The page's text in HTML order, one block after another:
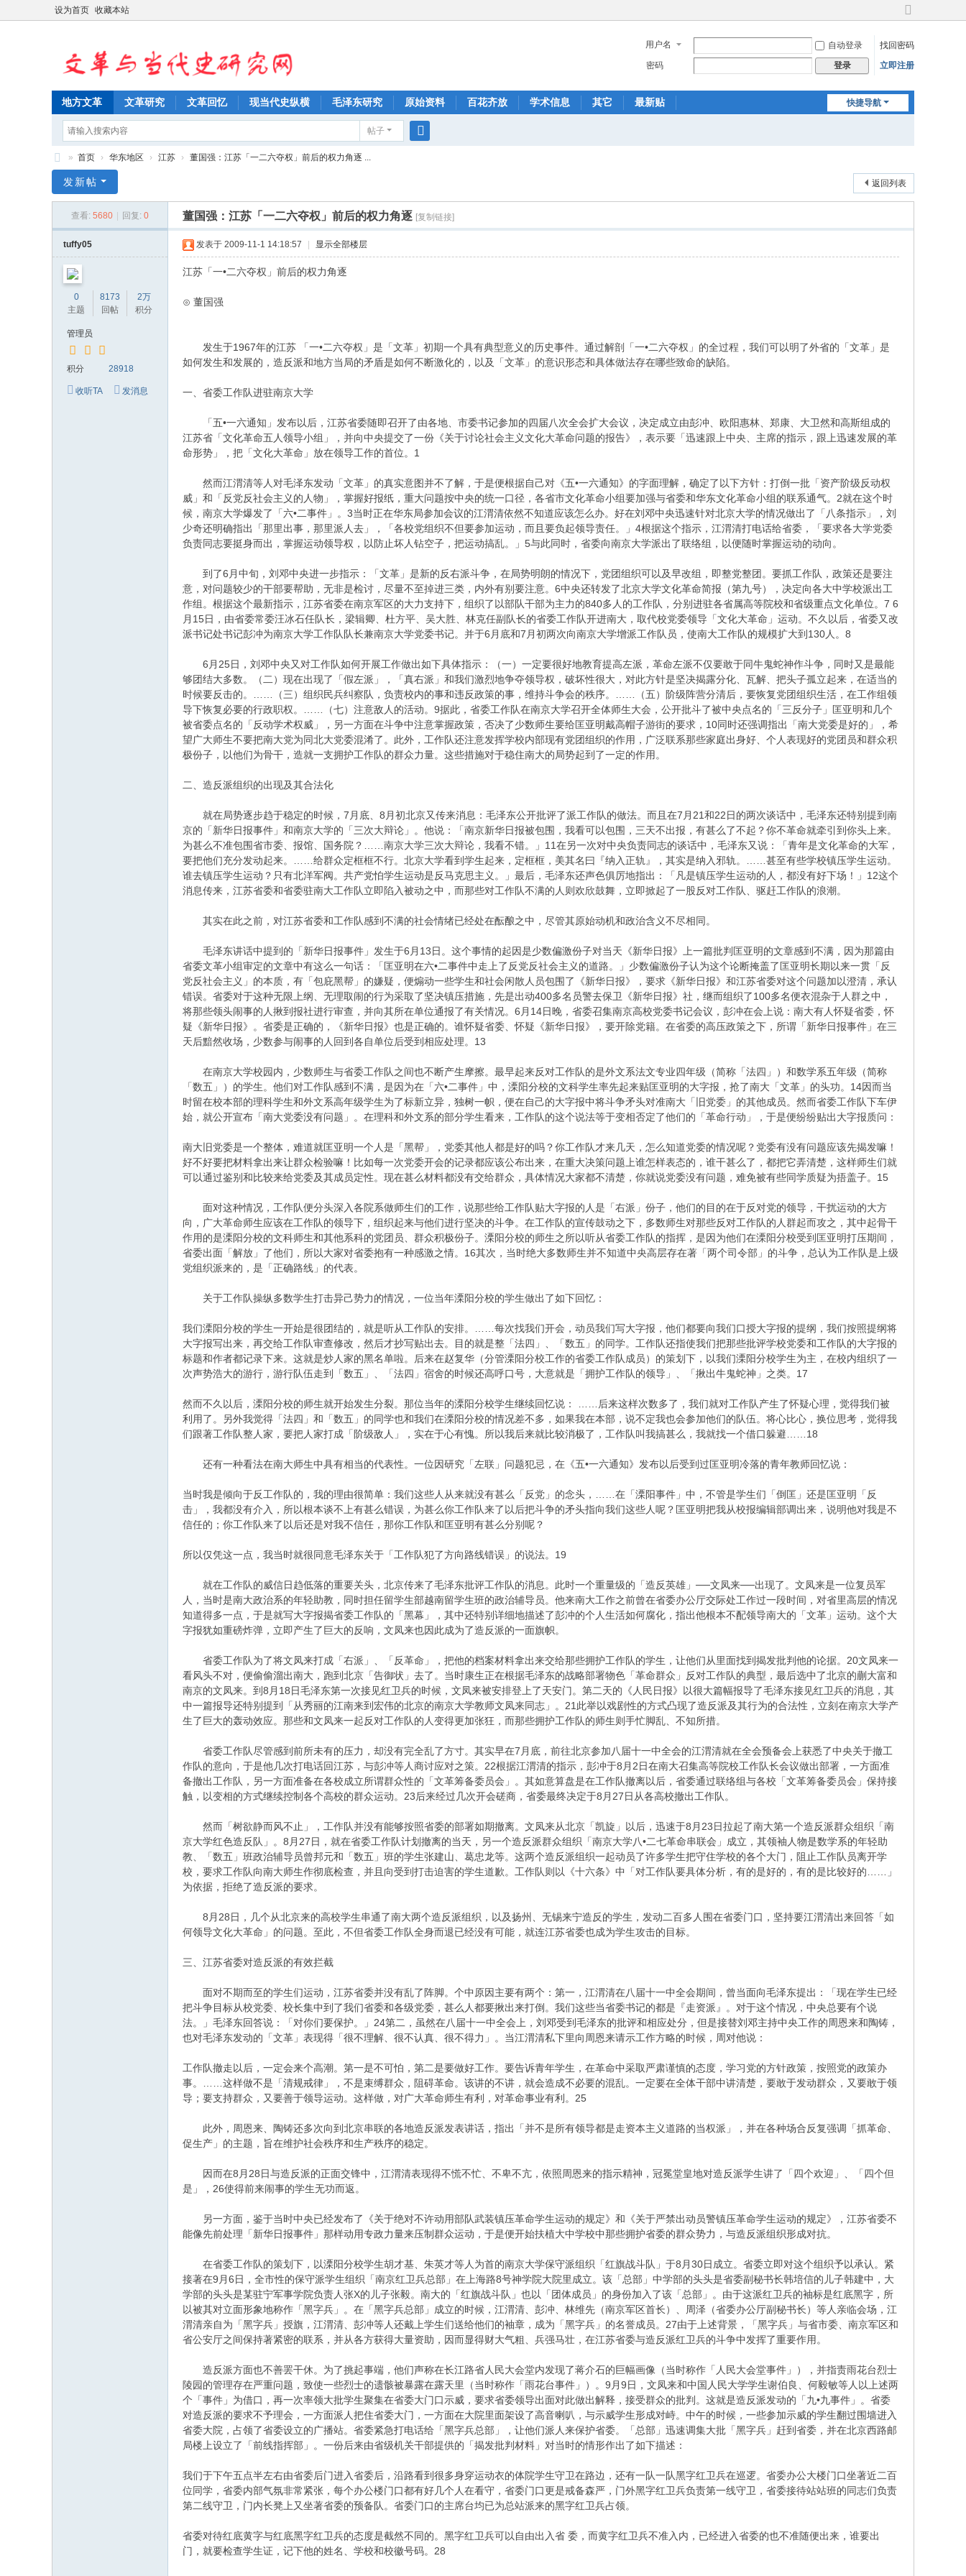
设为首页 收藏本站
切
到
宽
用户名 自动登录
找回密码
密码
登录 立即注册
快捷导航
地方文革 文革研究 文革回忆 现当代史纵横 毛泽东研究 原始资料 百花齐放 学术信息 其它 最新贴
帖子
革
» 首页 › 华东地区 › 江苏 › 董国强：江苏「一二六夺权」前后的权力角逐 ...
返回列表
发新帖
查看: 5680 回复: 0 董国强：江苏「一二六夺权」前后的权力角逐 [复制链接]
tuffy05
0
主题
8173
回帖
2万
积分
管理员
积分 28918
收听TA 发消息
发表于 2009-11-1 14:18:57 显示全部楼层
江苏「一•二六夺权」前后的权力角逐
⊙ 董国强
发生于1967年的江苏 「一•二六夺权」是「文革」初期一个具有典型意义的历史事件。通过解剖「一•二六夺权」的全过程，我们可以明了外省的「文革」是
如何发生和发展的，造反派和地方当局的矛盾是如何不断激化的，以及「文革」的意识形态和具体做法存在哪些致命的缺陷。
一、省委工作队进驻南京大学
「五•一六通知」发布以后，江苏省委随即召开了由各地、市委书记参加的四届八次全会扩大会议，决定成立由彭冲、欧阳惠林、郑康、大卫然和高斯组成的
江苏省「文化革命五人领导小组」，并向中央提交了一份《关于讨论社会主义文化大革命问题的报告》，表示要「迅速跟上中央、主席的指示，跟上迅速发展的革
命形势」，把「文化大革命」放在领导工作的首位。1
然而江渭清等人对毛泽东发动「文革」的真实意图并不了解，于是便根据自己对《五•一六通知》的字面理解，确定了以下方针：打倒一批「资产阶级反动权
威」和「反党反社会主义的人物」，掌握好报纸，重大问题按中央的统一口径，各省市文化革命小组要加强与省委和华东文化革命小组的联系通气。2就在这个时
候，南京大学爆发了「六•二事件」。3当时正在华东局参加会议的江渭清依然不知道应该怎么办。好在刘邓中央迅速针对北京大学的情况做出了「八条指示」，刘
少奇还明确指出「那里出事，那里派人去」，「各校党组织不但要参加运动，而且要负起领导责任。」4根据这个指示，江渭清打电话给省委，「要求各大学党委
负责同志要挺身而出，掌握运动领导权，以防止坏人钻空子，把运动搞乱。」5与此同时，省委向南京大学派出了联络组，以便随时掌握运动的动向。
到了6月中旬，刘邓中央进一步指示：「文革」是新的反右派斗争，在局势明朗的情况下，党团组织可以及早改组，即整党整团。要抓工作队，政策还是要注
意，对问题较少的干部要帮助，无非是检讨，尽量不至掉进三类，内外有别要注意。6中央还转发了北京大学文化革命简报（第九号），决定向各大中学校派出工
作组。根据这个最新指示，江苏省委在南京军区的大力支持下，组织了以部队干部为主力的840多人的工作队，分别进驻各省属高等院校和省级重点文化单位。7 6
月15日，由省委常委汪冰石任队长，梁辑卿、杜方平、吴大胜、林克任副队长的省委工作队开进南大，取代校党委领导「文化大革命」运动。不久以后，省委又改
派书记处书记彭冲为南京大学工作队队长兼南京大学党委书记。并于6月底和7月初两次向南京大学增派工作队员，使南大工作队的规模扩大到130人。8
6月25日，刘邓中央又对工作队如何开展工作做出如下具体指示：（一）一定要很好地教育提高左派，革命左派不仅要敢于同牛鬼蛇神作斗争，同时又是最能
够团结大多数。（二）现在出现了「假左派」，「真右派」和我们激烈地争夺领导权，破坏性很大，对此方针是坚决揭露分化、瓦解、把头子孤立起来，在适当的
时候要反击的。……（三）组织民兵纠察队，负责校内的事和违反政策的事，维持斗争会的秩序。……（五）阶级阵营分清后，要恢复党团组织生活，在工作组领
导下恢复必要的行政职权。……（七）注意敌人的活动。9据此，省委工作队在南京大学召开全体师生大会，公开批斗了被中央点名的「三反分子」匡亚明和几个
被省委点名的「反动学术权威」，另一方面在斗争中注意掌握政策，否决了少数师生要给匡亚明戴高帽子游街的要求，10同时还强调指出「南大党委是好的」，希
望广大师生不要把南大党为同北大党委混淆了。此外，工作队还注意发挥学校内部现有党团组织的作用，广泛联系那些家庭出身好、个人表现好的党团员和群众积
极份子，以他们为骨干，造就一支拥护工作队的群众力量。这些措施对于稳住南大的局势起到了一定的作用。
二、造反派组织的出现及其合法化
就在局势逐步趋于稳定的时候，7月底、8月初北京又传来消息：毛泽东公开批评了派工作队的做法。而且在7月21和22日的两次谈话中，毛泽东还特别提到南
京的「新华日报事件」和南京大学的「三次大辩论」。他说：「南京新华日报被包围，我看可以包围，三天不出报，有甚么了不起？你不革命就牵引到你头上来。
为甚么不准包围省市委、报馆、国务院？……南京大学三次大辩论，我看不错。」11在另一次对中央负责同志的谈话中，毛泽东又说：「青年是文化革命的大军，
要把他们充分发动起来。……给群众定框框不行。北京大学看到学生起来，定框框，美其名曰『纳入正轨』，其实是纳入邪轨。……甚至有些学校镇压学生运动。
谁去镇压学生运动？只有北洋军阀。共产党怕学生运动是反马克思主义。」最后，毛泽东还声色俱厉地指出：「凡是镇压学生运动的人，都没有好下场！」12这个
消息传来，江苏省委和省委驻南大工作队立即陷入被动之中，而那些对工作队不满的人则欢欣鼓舞，立即掀起了一股反对工作队、驱赶工作队的浪潮。
其实在此之前，对江苏省委和工作队感到不满的社会情绪已经处在酝酿之中，尽管其原始动机和政治含义不尽相同。
毛泽东讲话中提到的「新华日报事件」发生于6月13日。这个事情的起因是少数偏激份子对当天《新华日报》上一篇批判匡亚明的文章感到不满，因为那篇由
省委文革小组审定的文章中有这么一句话：「匡亚明在六•二事件中走上了反党反社会主义的道路。」少数偏激份子认为这个论断掩盖了匡亚明长期以来一贯「反
党反社会主义」的本质，有「包庇黑帮」的嫌疑，便煽动一些学生和社会闲散人员包围了《新华日报》，要求《新华日报》和江苏省委对这个问题加以澄清，承认
错误。省委对于这种无限上纲、无理取闹的行为采取了坚决镇压措施，先是出动400多名员警去保卫《新华日报》社，继而组织了100多名便衣混杂于人群之中，
将那些领头闹事的人揪到报社进行审查，并向其所在单位通报了有关情况。6月14日晚，省委召集南京高校党委书记会议，彭冲在会上说：南大有人怀疑省委，怀
疑《新华日报》。省委是正确的，《新华日报》也是正确的。谁怀疑省委、怀疑《新华日报》，要开除党籍。在省委的高压政策之下，所谓「新华日报事件」在三
天后黯然收场，少数参与闹事的人回到各自单位后受到相应处理。13
在南京大学校园内，少数师生与省委工作队之间也不断产生摩擦。最早起来反对工作队的是外文系法文专业四年级（简称「法四」）和数学系五年级（简称
「数五」）的学生。他们对工作队感到不满，是因为在「六•二事件」中，溧阳分校的文科学生率先起来贴匡亚明的大字报，抢了南大「文革」的头功。14因而当
时留在校本部的理科学生和外文系高年级学生为了标新立异，独树一帜，便在自己的大字报中将斗争矛头对准南大「旧党委」的其他成员。然而省委工作队下车伊
始，就公开宣布「南大党委没有问题」。在理科和外文系的部分学生看来，工作队的这个说法等于变相否定了他们的「革命行动」，于是便纷纷贴出大字报质问：
南大旧党委是一个整体，难道就匡亚明一个人是「黑帮」，党委其他人都是好的吗？你工作队才来几天，怎么知道党委的情况呢？党委有没有问题应该先揭发嘛！
好不好要把材料拿出来让群众检验嘛！比如每一次党委开会的记录都应该公布出来，在重大决策问题上谁怎样表态的，谁干甚么了，都把它弄清楚，这样师生们就
可以通过鉴别和比较来给党委及其成员定性。现在甚么材料都没有交给群众，具体情况大家都不清楚，你就说党委没有问题，难免被有些同学质疑为捂盖子。15
面对这种情况，工作队便分头深入各院系做师生们的工作，说那些给工作队贴大字报的人是「右派」份子，他们的目的在于反对党的领导，干扰运动的大方
向，广大革命师生应该在工作队的领导下，组织起来与他们进行坚决的斗争。在工作队的宣传鼓动之下，多数师生对那些反对工作队的人群起而攻之，其中起骨干
作用的是溧阳分校的文科师生和其他系科的党团员、群众积极份子。溧阳分校的师生之所以听从省委工作队的指挥，是因为他们在溧阳分校受到匡亚明打压期间，
省委出面「解放」了他们，所以大家对省委抱有一种感激之情。16其次，当时绝大多数师生并不知道中央高层存在著「两个司令部」的斗争，总认为工作队是上级
党组织派来的，是「正确路线」的代表。
关于工作队操纵多数学生打击异己势力的情况，一位当年溧阳分校的学生做出了如下回忆：
我们溧阳分校的学生一开始是很团结的，就是听从工作队的安排。……每次找我们开会，动员我们写大字报，他们都要向我们口授大字报的提纲，我们按照提纲将
大字报写出来，再交给工作队审查修改，然后才抄写贴出去。目的就是整「法四」、「数五」的同学。工作队还指使我们把那些批评学校党委和工作队的大字报的
标题和作者都记录下来。这就是炒人家的黑名单啦。后来在赵复华（分管溧阳分校工作的省委工作队成员）的策划下，以我们溧阳分校学生为主，在校内组织了一
次声势浩大的游行，游行队伍走到「数五」、「法四」宿舍的时候还高呼口号，大意就是「拥护工作队的领导」、「揪出牛鬼蛇神」之类。17
然而不久以后，溧阳分校的师生就开始发生分裂。那位当年的溧阳分校学生继续回忆说： ……后来这样次数多了，我们就对工作队产生了怀疑心理，觉得我们被
利用了。另外我觉得「法四」和「数五」的同学也和我们在溧阳分校的情况差不多，如果我在本部，说不定我也会参加他们的队伍。将心比心，换位思考，觉得我
们跟著工作队整人家，要把人家打成「阶级敌人」，实在于心有愧。所以我后来就比较消极了，工作队叫我搞甚么，我就找一个借口躲避……18
还有一种看法在南大师生中具有相当的代表性。一位因研究「左联」问题犯忌，在《五•一六通知》发布以后受到过匡亚明冷落的青年教师回忆说：
当时我是倾向于反工作队的，我的理由很简单：我们这些人从来就没有甚么「反党」的念头，……在「溧阳事件」中，不管是学生们「倒匡」还是匡亚明「反
击」，我都没有介入，所以根本谈不上有甚么错误，为甚么你工作队来了以后把斗争的矛头指向我们这些人呢？匡亚明把我从校报编辑部调出来，说明他对我是不
信任的；你工作队来了以后还是对我不信任，那你工作队和匡亚明有甚么分别呢？
所以仅凭这一点，我当时就很同意毛泽东关于「工作队犯了方向路线错误」的说法。19
就在工作队的威信日趋低落的重要关头，北京传来了毛泽东批评工作队的消息。此时一个重量级的「造反英雄」──文凤来──出现了。文凤来是一位复员军
人，当时是南大政治系的年轻助教，同时担任留学生部越南留学生班的政治辅导员。他来南大工作之前曾在省委办公厅交际处工作过一段时间，对省里高层的情况
知道得多一点，于是就写大字报揭省委工作队的「黑幕」，其中还特别详细地描述了彭冲的个人生活如何腐化，指出他根本不配领导南大的「文革」运动。这个大
字报犹如重磅炸弹，立即产生了巨大的反响，文凤来也因此成为了造反派的一面旗帜。
省委工作队为了将文凤来打成「右派」、「反革命」，把他的档案材料拿出来交给那些拥护工作队的学生，让他们从里面找到揭发批判他的论据。20文凤来一
看风头不对，便偷偷溜出南大，跑到北京「告御状」去了。当时康生正在根据毛泽东的战略部署物色「革命群众」反对工作队的典型，最后选中了北京的蒯大富和
南京的文凤来。到8月18日毛泽东第一次接见红卫兵的时候，文凤来被安排登上了天安门。第二天的《人民日报》以很大篇幅报导了毛泽东接见红卫兵的消息，其
中一篇报导还特别提到「从秀丽的江南来到宏伟的北京的南京大学教师文凤来同志」。21此举以戏剧性的方式凸现了造反派及其行为的合法性，立刻在南京大学产
生了巨大的轰动效应。那些和文凤来一起反对工作队的人变得更加张狂，而那些拥护工作队的师生则手忙脚乱、不知所措。
省委工作队尽管感到前所未有的压力，却没有完全乱了方寸。其实早在7月底，前往北京参加八届十一中全会的江渭清就在全会预备会上获悉了中央关于撤工
作队的意向，于是他几次打电话回江苏，与彭冲等人商讨应对之策。22根据江渭清的指示，彭冲于8月2日在南大召集高等院校工作队长会议做出部署，一方面准
备撤出工作队，另一方面准备在各校成立所谓群众性的「文革筹备委员会」。其如意算盘是在工作队撤离以后，省委通过联络组与各校「文革筹备委员会」保持接
触，以变相的方式继续控制各个高校的群众运动。23后来经过几次开会磋商，省委最终决定于8月27日从各高校撤出工作队。
然而「树欲静而风不止」，工作队并没有能够按照省委的部署如期撤离。文凤来从北京「凯旋」以后，迅速于8月23日拉起了南大第一个造反派群众组织「南
京大学红色造反队」。8月27日，就在省委工作队计划撤离的当天，另一个造反派群众组织「南京大学八•二七革命串联会」成立，其领袖人物是数学系的年轻助
教、「数五」班政治辅导员曾邦元和「数五」班的学生张建山、葛忠龙等。这两个造反派组织一起动员了许多学生把守住学校的各个大门，阻止工作队员离开学
校，要求工作队向南大师生作彻底检查，并且向受到打击迫害的学生道歉。工作队则以《十六条》中「对工作队要具体分析，有的是好的，有的是比较好的……」
为依据，拒绝了造反派的要求。
8月28日，几个从北京来的高校学生串通了南大两个造反派组织，以及扬州、无锡来宁造反的学生，发动二百多人围在省委门口，坚持要江渭清出来回答「如
何领导文化大革命」的问题。至此，不但省委工作队全身而退已经没有可能，就连江苏省委也成为学生攻击的目标。
三、江苏省委对造反派的有效拦截
面对不期而至的学生们运动，江苏省委并没有乱了阵脚。个中原因主要有两个：第一，江渭清在八届十一中全会期间，曾当面向毛泽东提出：「现在学生已经
把斗争目标从校党委、校长集中到了我们省委和各级党委，甚么人都要揪出来打倒。我们这些当省委书记的都是『走资派』。对于这个情况，中央总要有个说
法。」毛泽东回答说：「对你们要保护。」24第二，虽然在八届十一中全会上，刘邓受到毛泽东的批评和相应处分，但是接替刘邓主持中央工作的周恩来和陶铸，
也对毛泽东发动的「文革」表现得「很不理解、很不认真、很不得力」。当江渭清私下里向周恩来请示工作方略的时候，周对他说：
工作队撤走以后，一定会来个高潮。第一是不可怕，第二是要做好工作。要告诉青年学生，在革命中采取严肃谨慎的态度，学习党的方针政策，按照党的政策办
事。……这样做不是「清规戒律」，不是束缚群众，阻碍革命。该讲的不讲，就会造成不必要的混乱。一定要在全体干部中讲清楚，要敢于发动群众，又要敢于领
导；要支持群众，又要善于领导运动。这样做，对广大革命师生有利，对革命事业有利。25
此外，周恩来、陶铸还多次向到北京串联的各地造反派发表讲话，指出「并不是所有领导都是走资本主义道路的当权派」，并在各种场合反复强调「抓革命、
促生产」的主题，旨在维护社会秩序和生产秩序的稳定。
因而在8月28日与造反派的正面交锋中，江渭清表现得不慌不忙、不卑不亢，依照周恩来的指示精神，冠冕堂皇地对造反派学生讲了「四个欢迎」、「四个但
是」，26使得前来闹事的学生无功而返。
另一方面，鉴于当时中央已经发布了《关于绝对不许动用部队武装镇压革命学生运动的规定》和《关于严禁出动员警镇压革命学生运动的规定》，江苏省委不
能像先前处理「新华日报事件」那样动用专政力量来压制群众运动，于是便开始扶植大中学校中那些拥护省委的群众势力，与造反派组织形成对抗。
在省委工作队的策划下，以溧阳分校学生胡才基、朱英才等人为首的南京大学保守派组织「红旗战斗队」于8月30日成立。省委立即对这个组织予以承认。紧
接著在9月6日，全市性的保守派学生组织「南京红卫兵总部」在上海路8号神学院大院里成立。该「总部」中学部的头头是省委副秘书长韩培信的儿子韩建中，大
学部的头头是某驻宁军事学院负责人张X的儿子张毅。南大的「红旗战斗队」也以「团体成员」的身份加入了该「总部」。由于这派红卫兵的袖标是红底黑字，所
以被其对立面形象地称作「黑字兵」。在「黑字兵总部」成立的时候，江渭清、彭冲、林维先（南京军区首长）、周泽（省委办公厅副秘书长）等人亲临会场，江
渭清亲自为「黑字兵」授旗，江渭清、彭冲等人还戴上学生们送给他们的袖章，成为「黑字兵」的名誉成员。27由于上述背景，「黑字兵」与省市委、南京军区和
省公安厅之间保持著紧密的联系，并从各方获得大量资助，因而显得财大气粗、兵强马壮，在江苏省委与造反派红卫兵的斗争中发挥了重要作用。
造反派方面也不善罢干休。为了挑起事端，他们声称在长江路省人民大会堂内发现了蒋介石的巨幅画像（当时称作「人民大会堂事件」），并指责雨花台烈士
陵园的管理存在严重问题，致使一些烈士的遗骸被暴露在露天里（当时称作「雨花台事件」）。9月9日，文凤来和中国人民大学学生谢伯良、何毅敏等人以上述两
个「事件」为借口，再一次率领大批学生聚集在省委大门口示威，要求省委领导出面对此做出解释，接受群众的批判。这就是造反派发动的「九•九事件」。省委
对造反派的要求不予理会，一方面派人把住省委大门，一方面在大院里面架设了高音喇叭，与示威学生形成对峙。中午的时候，一些参加示威的学生翻过围墙进入
省委大院，占领了省委设立的广播站。省委紧急打电话给「黑字兵总部」，让他们派人来保护省委。「总部」迅速调集大批「黑字兵」赶到省委，并在北京西路邮
局楼上设立了「前线指挥部」。一份后来由省级机关干部提供的「揭发批判材料」对当时的情形作出了如下描述：
我们于下午五点半左右由省委后门进入省委后，沿路看到很多身穿运动衣的体院学生守卫在路边，还有一队一队黑字红卫兵在巡逻。省委办公大楼门口坐著近二百
位同学，省委内部气氛非常紧张，每个办公楼门口都有好几个人在看守，省委门口更是戒备森严，门外黑字红卫兵负责第一线守卫，省委接待站站班的同志们负责
第二线守卫，门内长凳上又坐著省委的预备队。省委门口的主席台均已为总站派来的黑字红卫兵占领。
省委对待红底黄字与红底黑字红卫兵的态度是截然不同的。黑字红卫兵可以自由出入省 委，而黄字红卫兵不准入内，已经进入省委的也不准随便出来，谁要出
门，就要检查学生证，记下他的姓名、学校和校徽号码。28